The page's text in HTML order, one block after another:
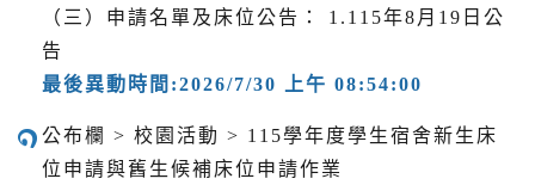
（三）申請名單及床位公告： 1.115年8月19日公
告
最後異動時間:2026/7/30 上午 08:54:00
公布欄 > 校園活動 > 115學年度學生宿舍新生床
位申請與舊生候補床位申請作業